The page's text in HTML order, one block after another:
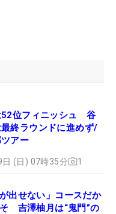
52位フィニッシュ 谷
最終ラウンドに進めず/
アー
(日) 07時35分 1
が出せない」コースだか
吉澤柚月は“鬼門”の